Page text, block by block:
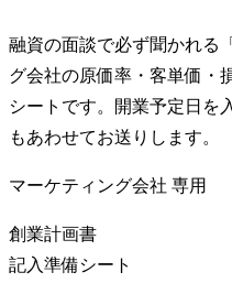
融資の面談で必ず聞かれる
グ会社の原価率・客単価・
シートです。開業予定日を
もあわせてお送りします。
マーケティング会社 専用
創業計画書
記入準備シート